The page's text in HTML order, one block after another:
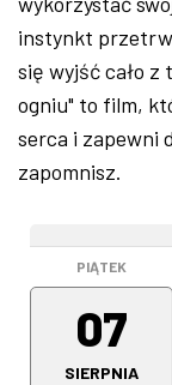
instynkt
się wyjść cało
ogniu" to film,
serca i zapewni
zapomnisz.
PIĄTEK
07
SIERPNIA